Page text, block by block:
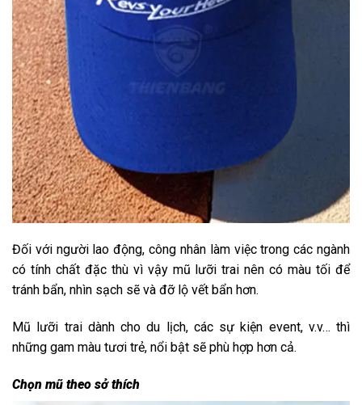
Đối với người lao động, công nhân làm việc trong các ngành
có tính chất đặc thù vì vậy mũ lưỡi trai nên có màu tối để
tránh bẩn, nhìn sạch sẽ và đỡ lộ vết bẩn hơn.
Mũ lưỡi trai dành cho du lịch, các sự kiện event, v.v… thì
những gam màu tươi trẻ, nổi bật sẽ phù hợp hơn cả.
Chọn mũ theo sở thích